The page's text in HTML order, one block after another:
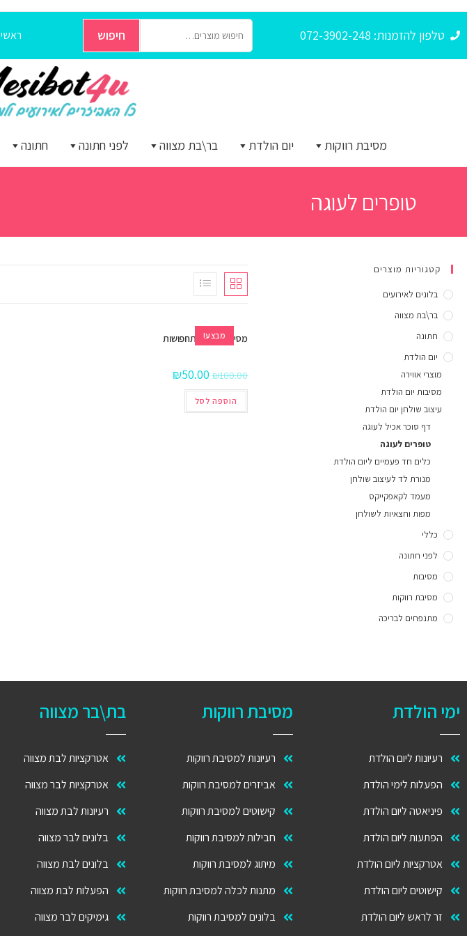
טלפון להזמנות: 072-3902-248 חיפוש ראשי
מסיבת רווקות יום הולדת בר\בת מצווה לפני חתונה חתונה
טופרים לעוגה
קטגוריות מוצרים
בלונים לאירועים
בר\בת מצווה
חתונה
יום הולדת
מוצרי אווירה
מסיבות יום הולדת
עיצוב שולחן יום הולדת
דף סוכר אכיל לעוגה
טופרים לעוגה
כלים חד פעמיים ליום הולדת
מנורת לד לעיצוב שולחן
מעמד לקאפקייקס
מפות וחצאיות לשולחן
כללי
לפני חתונה
מסיבות
מסיבת רווקות
מתנפחים לבריכה
מבצע!
מסיכות לנשף תחפושות
₪100.00
₪50.00
הוספה לסל
ימי הולדת
רעיונות ליום הולדת
הפעלות לימי הולדת
פיניאטה ליום הולדת
הפתעות ליום הולדת
אטרקציות ליום הולדת
קישוטים ליום הולדת
זר לראש ליום הולדת
מסיבת רווקות
רעיונות למסיבת רווקות
אביזרים למסיבת רווקות
קישוטים למסיבת רווקות
חבילות למסיבת רווקות
מיתוג למסיבת רווקות
מתנות לכלה למסיבת רווקות
בלונים למסיבת רווקות
בת\בר מצווה
אטרקציות לבת מצווה
אטרקציות לבר מצווה
רעיונות לבת מצווה
בלונים לבר מצווה
בלונים לבת מצווה
הפעלות לבת מצווה
גימיקים לבר מצווה